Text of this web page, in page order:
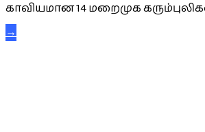
காவியமான 14 மறைமுக
→